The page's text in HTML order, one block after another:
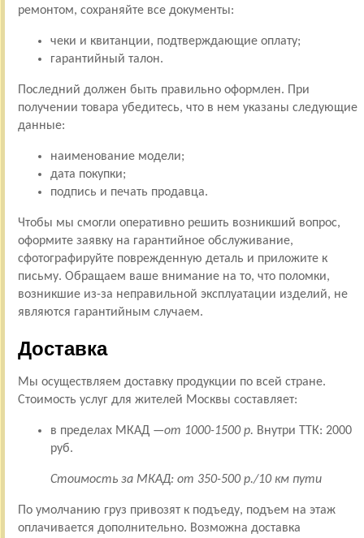
ремонтом, сохраняйте все документы:
чеки и квитанции, подтверждающие оплату;
гарантийный талон.
Последний должен быть правильно оформлен. При
получении товара убедитесь, что в нем указаны следующие
данные:
наименование модели;
дата покупки;
подпись и печать продавца.
Чтобы мы смогли оперативно решить возникший вопрос,
оформите заявку на гарантийное обслуживание,
сфотографируйте поврежденную деталь и приложите к
письму. Обращаем ваше внимание на то, что поломки,
возникшие из-за неправильной эксплуатации изделий, не
являются гарантийным случаем.
Доставка
Мы осуществляем доставку продукции по всей стране.
Стоимость услуг для жителей Москвы составляет:
в пределах МКАД —от 1000-1500 р. Внутри ТТК: 2000
руб.
Стоимость за МКАД: от 350-500 р./10 км пути
По умолчанию груз привозят к подъеду, подъем на этаж
оплачивается дополнительно. Возможна доставка